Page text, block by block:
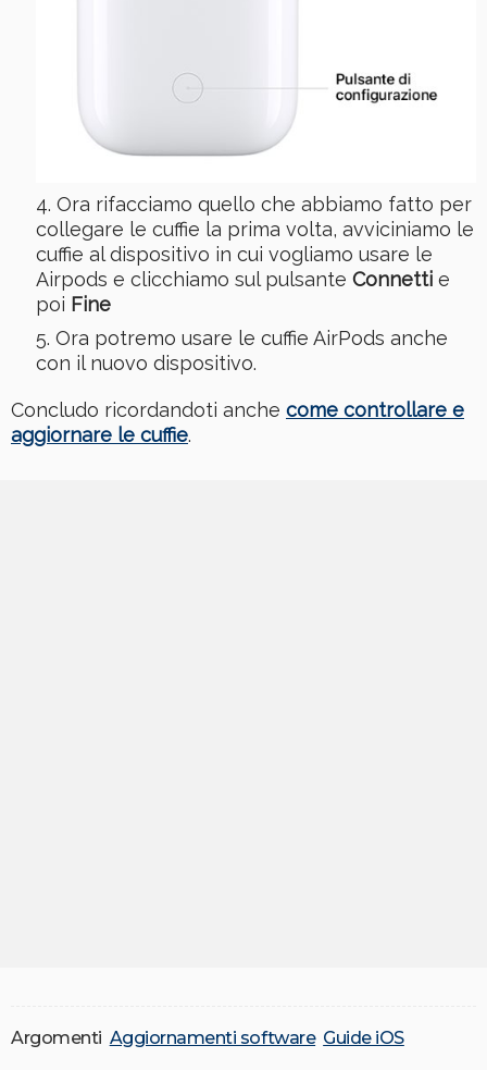
Ora rifacciamo quello che abbiamo fatto per
collegare le cuffie la prima volta, avviciniamo le
cuffie al dispositivo in cui vogliamo usare le
Airpods e clicchiamo sul pulsante Connettie
poi Fine
Ora potremo usare le cuffie AirPods anche
con il nuovo dispositivo.
Concludo ricordandoti anche come controllare e
aggiornare le cuffie.
Argomenti Aggiornamenti software Guide iOS